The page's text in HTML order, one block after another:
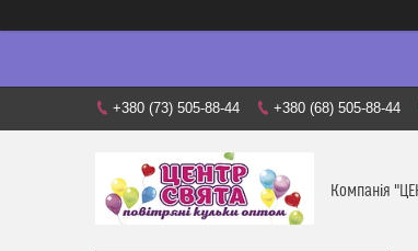
+380 (73) 505-88-44 +380 (68) 505-88-44
Компанія